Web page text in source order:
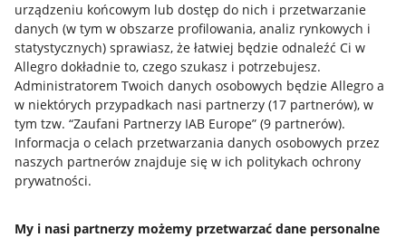
urządzeniu końcowym lub dostęp do nich i przetwarzanie
danych (w tym w obszarze profilowania, analiz rynkowych i
statystycznych) sprawiasz, że łatwiej będzie odnaleźć Ci w
Allegro dokładnie to, czego szukasz i potrzebujesz.
Administratorem Twoich danych osobowych będzie Allegro a
w niektórych przypadkach nasi partnerzy (17 partnerów), w
tym tzw. “Zaufani Partnerzy IAB Europe” (9 partnerów).
Informacja o celach przetwarzania danych osobowych przez
naszych partnerów znajduje się w ich politykach ochrony
prywatności.
My i nasi partnerzy możemy przetwarzać dane personalne
Nawigacja
Przydatne informacje
Jak to działa